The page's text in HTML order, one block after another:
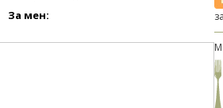
За мен: